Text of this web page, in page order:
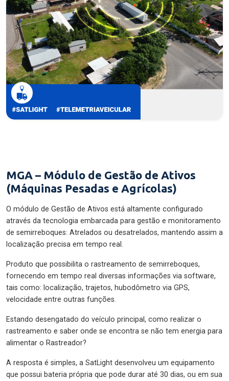
MGA – Módulo de Gestão de Ativos
(Máquinas Pesadas e Agrícolas)
O módulo de Gestão de Ativos está altamente configurado
através da tecnologia embarcada para gestão e monitoramento
de semirreboques: Atrelados ou desatrelados, mantendo assim a
localização precisa em tempo real.
Produto que possibilita o rastreamento de semirreboques,
fornecendo em tempo real diversas informações via software,
tais como: localização, trajetos, hubodômetro via GPS,
velocidade entre outras funções.
Estando desengatado do veículo principal, como realizar o
rastreamento e saber onde se encontra se não tem energia para
alimentar o Rastreador?
A resposta é simples, a SatLight desenvolveu um equipamento
que possui bateria própria que pode durar até 30 dias, ou em sua